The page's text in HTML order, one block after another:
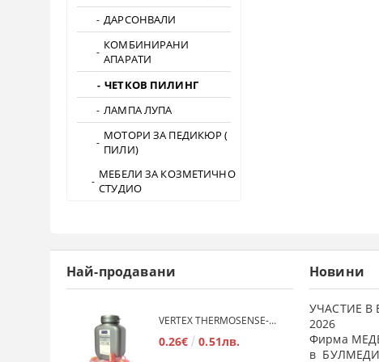
ДАРСОНВАЛИ
КОМБИНИРАНИ
АПАРАТИ
ЧЕТКОВ ПИЛИНГ
ЛАМПА ЛУПА
МОТОРИ ЗА ПЕДИКЮР (
ПИЛИ)
МЕБЕЛИ ЗА КОЗМЕТИЧНО
СТУДИО
Най-продавани
VERTEX THERMOSENSE- ГРАНУЛАТ ЗА МЕКИ ПРОТЕЗИ
0.26€ 0.51лв.
Новини
УЧАСТИЕ В
2026
Фирма
в